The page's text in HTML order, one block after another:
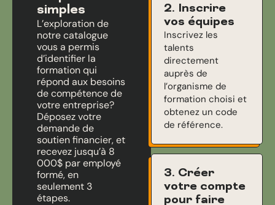
simples
L’exploration de
notre catalogue
vous a permis
d’identifier la
formation qui
répond aux besoins
de compétence de
votre entreprise?
Déposez votre
demande de
soutien financier, et
recevez jusqu’à 8
000$ par employé
formé, en
seulement 3
étapes.
2. Inscrire
vos équipes
Inscrivez les
talents
directement
auprès de
l’organisme de
formation choisi et
obtenez un code
de référence.
3. Créer
votre compte
pour faire